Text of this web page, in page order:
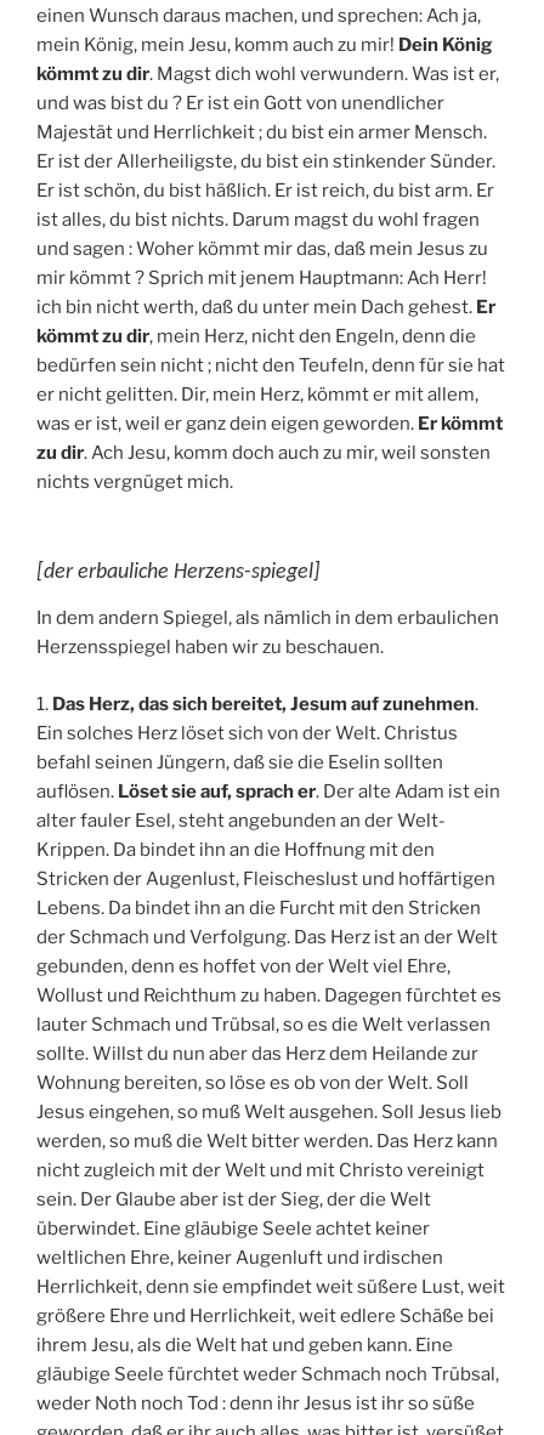
einen Wunsch daraus machen, und sprechen: Ach ja,
mein König, mein Jesu, komm auch zu mir! Dein König
kömmt zu dir. Magst dich wohl verwundern. Was ist er,
und was bist du ? Er ist ein Gott von unendlicher
Majestät und Herrlichkeit ; du bist ein armer Mensch.
Er ist der Allerheiligste, du bist ein stinkender Sünder.
Er ist schön, du bist häßlich. Er ist reich, du bist arm. Er
ist alles, du bist nichts. Darum magst du wohl fragen
und sagen : Woher kömmt mir das, daß mein Jesus zu
mir kömmt ? Sprich mit jenem Hauptmann: Ach Herr!
ich bin nicht werth, daß du unter mein Dach gehest. Er
kömmt zu dir, mein Herz, nicht den Engeln, denn die
bedürfen sein nicht ; nicht den Teufeln, denn für sie hat
er nicht gelitten. Dir, mein Herz, kömmt er mit allem,
was er ist, weil er ganz dein eigen geworden. Er kömmt
zu dir. Ach Jesu, komm doch auch zu mir, weil sonsten
nichts vergnüget mich.
[der erbauliche Herzens-spiegel]
In dem andern Spiegel, als nämlich in dem erbaulichen
Herzensspiegel haben wir zu beschauen.
1. Das Herz, das sich bereitet, Jesum auf zunehmen.
Ein solches Herz löset sich von der Welt. Christus
befahl seinen Jüngern, daß sie die Eselin sollten
auflösen. Löset sie auf, sprach er. Der alte Adam ist ein
alter fauler Esel, steht angebunden an der Welt-
Krippen. Da bindet ihn an die Hoffnung mit den
Stricken der Augenlust, Fleischeslust und hoffärtigen
Lebens. Da bindet ihn an die Furcht mit den Stricken
der Schmach und Verfolgung. Das Herz ist an der Welt
gebunden, denn es hoffet von der Welt viel Ehre,
Wollust und Reichthum zu haben. Dagegen fürchtet es
lauter Schmach und Trübsal, so es die Welt verlassen
sollte. Willst du nun aber das Herz dem Heilande zur
Wohnung bereiten, so löse es ob von der Welt. Soll
Jesus eingehen, so muß Welt ausgehen. Soll Jesus lieb
werden, so muß die Welt bitter werden. Das Herz kann
nicht zugleich mit der Welt und mit Christo vereinigt
sein. Der Glaube aber ist der Sieg, der die Welt
überwindet. Eine gläubige Seele achtet keiner
weltlichen Ehre, keiner Augenluft und irdischen
Herrlichkeit, denn sie empfindet weit süßere Lust, weit
größere Ehre und Herrlichkeit, weit edlere Schäße bei
ihrem Jesu, als die Welt hat und geben kann. Eine
gläubige Seele fürchtet weder Schmach noch Trübsal,
weder Noth noch Tod : denn ihr Jesus ist ihr so süße